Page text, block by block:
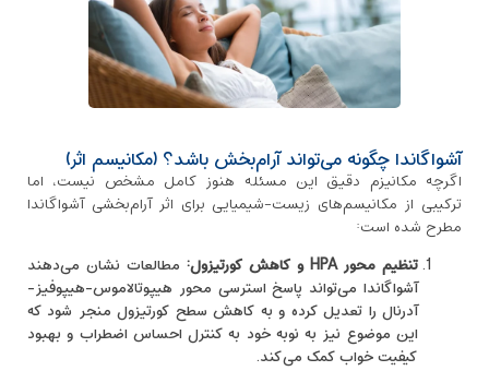
آشواگاندا چگونه می‌تواند آرام‌بخش باشد؟ (مکانیسم اثر)
اگرچه مکانیزم‌ دقیق این مسئله هنوز کامل مشخص نیست، اما
ترکیبی از مکانیسم‌های زیست-‌شیمیایی برای اثر آرام‌بخشی آشواگاندا
مطرح شده است:
تنظیم محورHPA و کاهش کورتیزول: مطالعات نشان می‌دهند
آشواگاندا می‌تواند پاسخ استرسی محور هیپوتالاموس-هیپوفیز-
آدرنال را تعدیل کرده و به کاهش سطح کورتیزول منجر شود که
این موضوع نیز به نوبه خود به کنترل احساس اضطراب و بهبود
کیفیت خواب کمک می‌کند.